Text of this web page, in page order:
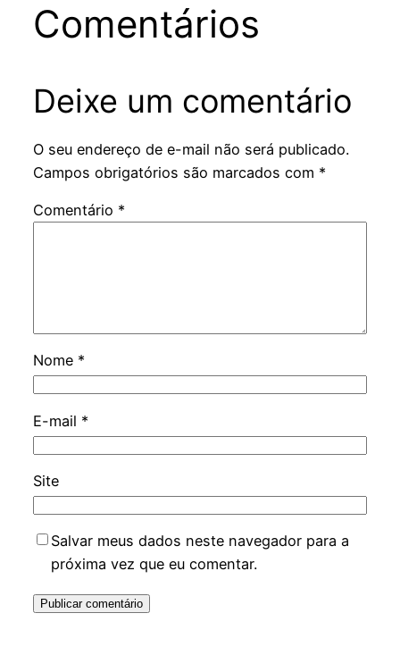
Comentários
Deixe um comentário
O seu endereço de e-mail não será publicado.
Campos obrigatórios são marcados com *
Comentário *
Nome *
E-mail *
Site
Salvar meus dados neste navegador para a
próxima vez que eu comentar.